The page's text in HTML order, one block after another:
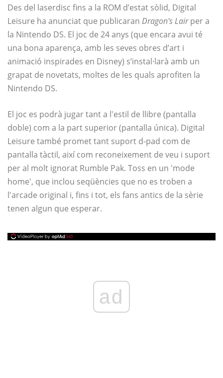
Des del laserdisc fins a la ROM d’estat sòlid, Digital
Leisure ha anunciat que publicaran Dragon's Lairper a
la Nintendo DS. El joc de 24 anys (que encara avui té
una bona aparença, amb les seves obres d’art i
animació inspirades en Disney) s’instal·larà amb un
grapat de novetats, moltes de les quals aprofiten la
Nintendo DS.
El joc es podrà jugar tant a l'estil de llibre (pantalla
doble) com a la part superior (pantalla única). Digital
Leisure també promet tant suport d-pad com de
pantalla tàctil, així com reconeixement de veu i suport
per al molt ignorat Rumble Pak. Toss en un 'mode
home', que inclou seqüències que no es troben a
l'arcade original i, fins i tot, els fans antics de la sèrie
tenen algun que esperar.
ad